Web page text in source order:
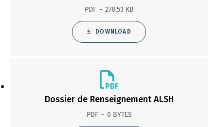
PDF 278.53 KB
DOWNLOAD
Dossier de Renseignement ALSH
PDF 0 BYTES